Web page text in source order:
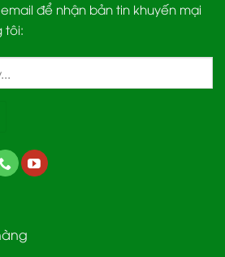
để nhận bản tin khuyến mại
tôi: